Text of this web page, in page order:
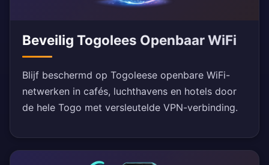
Beveilig Togolees Openbaar WiFi
Blijf beschermd op Togoleese openbare WiFi-
netwerken in cafés, luchthavens en hotels door
de hele Togo met versleutelde VPN-verbinding.